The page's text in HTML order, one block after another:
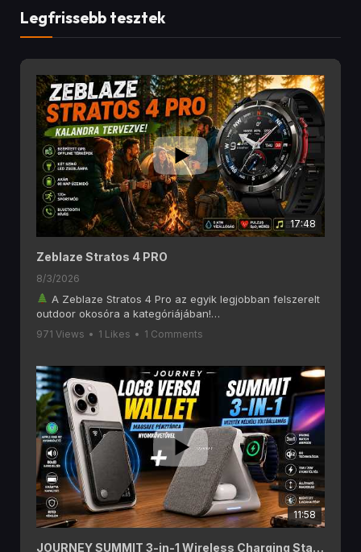
Legfrissebb tesztek
17:48
Zeblaze Stratos 4 PRO
8/3/2026
A Zeblaze Stratos 4 Pro az egyik legjobban felszerelt
outdoor okosóra a kategóriájában!
Ebben a videóban alaposan megnézzük, mit tud a
Bluetooth hívás, két színű LED zseblámpa, 170+
sportmód és akár 60 napos akkumulátoros üzemidő.
Ha szeretsz túrázni, kempingezni, futni vagy egyszerűen
egy hosszú üzemidejű okosórát keresel, akkor ezt a
videót érdemes végignézned!
A videóban többek között ezekről lesz szó:
1,43" AMOLED kijelző
Beépített GPS (6 GNSS rendszer)
Letölthető offline térképek
Bluetooth telefonhívás
Pulzus- és SpO₂ mérés
170+ sportmód
Két színű LED zseblámpa
971 Views • 1 Likes • 1 Comments
11:58
JOURNEY SUMMIT 3-in-1 Wireless Charging Station és LOC8 MagSafe Finder Wallet and Stand